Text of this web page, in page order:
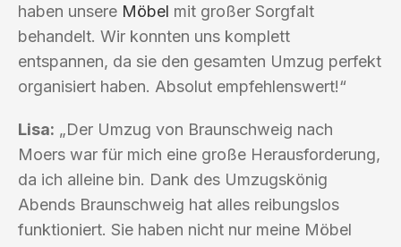
haben unsere Möbel mit großer Sorgfalt
behandelt. Wir konnten uns komplett
entspannen, da sie den gesamten Umzug perfekt
organisiert haben. Absolut empfehlenswert!“
Lisa: „Der Umzug von Braunschweig nach
Moers war für mich eine große Herausforderung,
da ich alleine bin. Dank des Umzugskönig
Abends Braunschweig hat alles reibungslos
funktioniert. Sie haben nicht nur meine Möbel